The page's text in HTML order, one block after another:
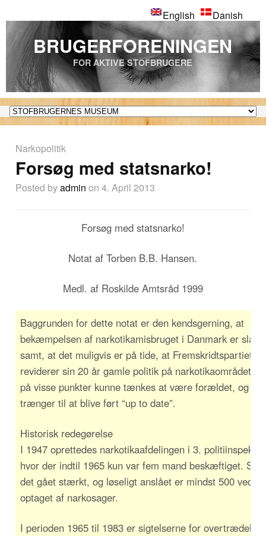
English Danish
BRUGERFORENINGEN
FOR AKTIVE STOFBRUGERE
Narkopolitik
Forsøg med statsnarko!
Posted byadmin on 4. April 2013
Forsøg med statsnarko!
Notat af Torben B.B. Hansen.
Medl. af Roskilde Amtsråd 1999
Baggrunden for dette notat er den kendsgerning, at
bekæmpelsen af narkotikamisbruget i Danmark er slået
samt, at det muligvis er på tide, at Fremskridtspartiet
reviderer sin 20 år gamle politik på narkotikaområdet,
på visse punkter kunne tænkes at være forældet, og
trænger til at blive ført “up to date”.
Historisk redegørelse
I 1947 oprettedes narkotikaafdelingen i 3.
hvor der indtil 1965 kun var fem mand beskæftiget.
det gået stærkt, og løseligt anslået er mindst 500 ved
optaget af narkosager.
I perioden 1965 til 1983 er sigtelserne for